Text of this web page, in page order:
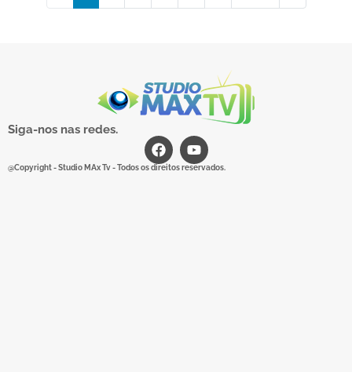
Siga-nos nas redes.
@Copyright - Studio MAx Tv - Todos os direitos reservados.